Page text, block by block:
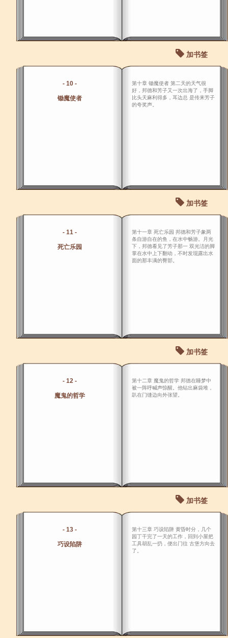
加书签
- 10 -
锄魔使者
第十章 锄魔使者 第二天的天气很
好，邦德和芳子又一次出海了，手脚
比头天麻利得多，耳边总 是传来芳子
的夸奖声。
加书签
- 11 -
死亡乐园
第十一章 死亡乐园 邦德和芳子象两
条自游自在的鱼，在水中畅游。月光
下，邦德看见了芳子那一 双光洁的脚
掌在水中上下翻动，不时发现露出水
面的那丰满的臀部。
加书签
- 12 -
魔鬼的哲学
第十二章 魔鬼的哲学 邦德在睡梦中
被一阵呼喊声惊醒。他钻出麻袋堆，
趴在门缝边向外张望。
加书签
- 13 -
巧设陷阱
第十三章 巧设陷阱 黄昏时分，几个
园丁干完了一天的工作，回到小屋把
工具胡乱一扔，便出门往 古堡方向去
了。